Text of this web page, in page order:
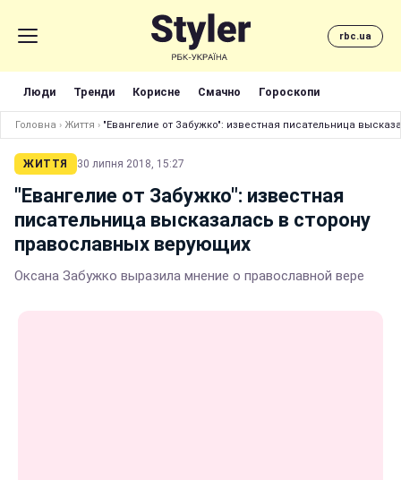
rbc.ua
Люди Тренди Корисне Смачно Гороскопи
Головна › Життя › "Евангелие от Забужко": известная писательница
ЖИТТЯ 30 липня 2018, 15:27
"Евангелие от Забужко": известная
писательница высказалась в сторону
православных верующих
Оксана Забужко выразила мнение о православной вере